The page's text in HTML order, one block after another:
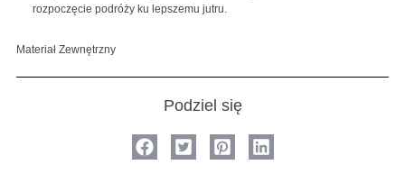
rozpoczęcie podróży ku lepszemu jutru.
Materiał Zewnętrzny
Podziel się